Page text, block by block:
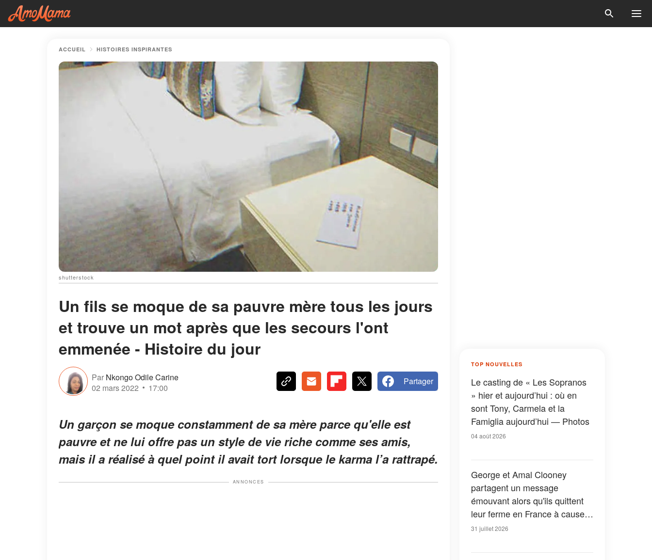
ACCUEIL HISTOIRES INSPIRANTES
shutterstock
Un fils se moque de sa pauvre mère tous les jours
et trouve un mot après que les secours l'ont
emmenée - Histoire du jour
Par Nkongo Odile Carine
02 mars 2022
17:00
Partager
Un garçon se moque constamment de sa mère parce qu'elle est
pauvre et ne lui offre pas un style de vie riche comme ses amis,
mais il a réalisé à quel point il avait tort lorsque le karma l’a rattrapé.
ANNONCES
TOP NOUVELLES
Le casting de « Les Sopranos
» hier et aujourd’hui : où en
sont Tony, Carmela et la
Famiglia aujourd’hui — Photos
04 août 2026
George et Amal Clooney
partagent un message
émouvant alors qu'ils quittent
leur ferme en France à cause
des feux de forêt — Tous les
31 juillet 2026